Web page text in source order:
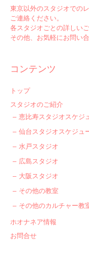
東京以外のスタジオでの
ご連絡ください。
各スタジオごとの詳しい
その他、お気軽にお問い
コンテンツ
トップ
スタジオのご紹介
恵比寿スタジオスケジ
仙台スタジオスケジュ
水戸スタジオ
広島スタジオ
大阪スタジオ
その他の教室
その他のカルチャー教
ホオナネア情報
お問合せ